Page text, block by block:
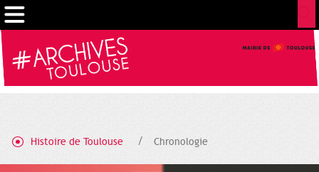
Histoire de Toulouse Chronologie
Gestion de vos préférences sur les cookies